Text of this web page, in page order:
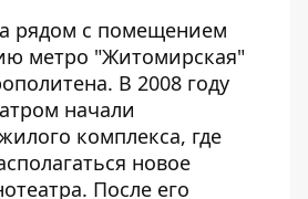
рядом с помещением
метро "Житомирская"
В 2008 году
начали
комплекса, где
новое
После его